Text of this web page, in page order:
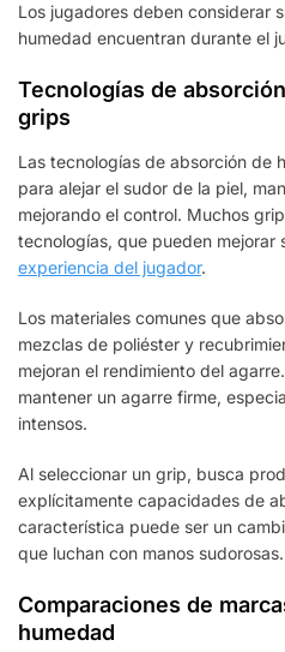
Los jugadores deben considerar
humedad encuentran durante el
Tecnologías de
grips
Las tecnologías de absorción de
para alejar el sudor de la piel,
mejorando el control. Muchos
tecnologías, que pueden mejorar
experiencia del jugador.
Los materiales comunes que
mezclas de poliéster y
mejoran el rendimiento del
mantener un agarre firme,
intensos.
Al seleccionar un grip, busca
explícitamente capacidades de
característica puede ser un
que luchan con manos sudorosas.
Comparaciones de
humedad